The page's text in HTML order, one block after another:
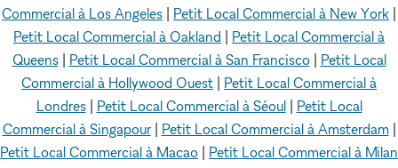
Commercial à Los Angeles
Petit Local Commercial à New York
Petit Local Commercial à Oakland
Petit Local Commercial à
Queens| Petit Local Commercial à San Francisco| Petit Local
Commercial à Hollywood Ouest
Petit Local Commercial à
Londres| Petit Local Commercial à Séoul| Petit Local
Commercial à Singapour| Petit Local Commercial à Amsterdam|
Petit Local Commercial à Macao
Petit Local Commercial à Milan